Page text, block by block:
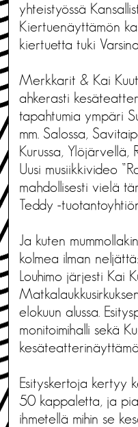
yhteistyössä
Kiertuenäyttämön
kiertuetta tuki
Merkkarit & Kai
ahkerasti
tapahtumia ympäri
mm. Salossa,
Kurussa, Ylöjärvellä,
Uusi musiikkivideo
mahdollisesti vielä
Teddy -
Ja kuten
kolmea ilman
Louhimo järjesti Kai
elokuun alussa.
monitoimihalli sekä
Esityskertoja kertyy
50 kappaletta, ja
ihmetellä mihin se